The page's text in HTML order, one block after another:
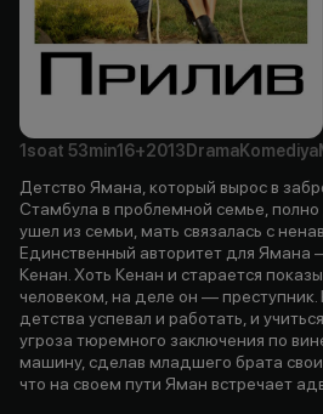
1soat 53min16+2013 DramaKomediya
Детство Ямана, который вырос в
Стамбула в проблемной семье,
ушел из семьи, мать связалась с
Единственный авторитет для Ямана
Кенан. Хоть Кенан и старается
человеком, на деле он —
детства успевал и работать, и
угроза тюремного заключения по
машину, сделав младшего брата
что на своем пути Яман встречает